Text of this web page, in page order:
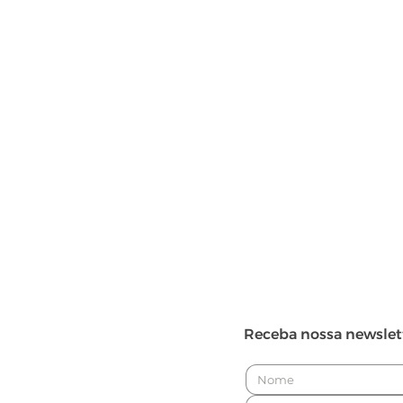
Receba nossa